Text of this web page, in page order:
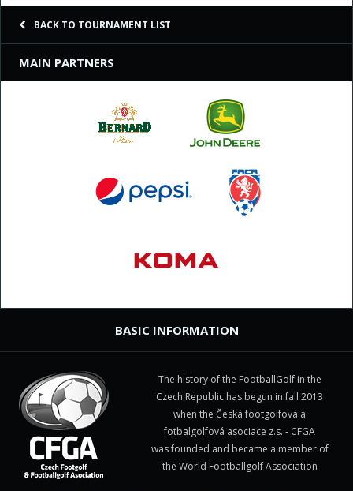
BACK TO TOURNAMENT LIST
MAIN PARTNERS
BASIC INFORMATION
The history of the FootballGolf in the
Czech Republic has begun in fall 2013
when the Česká footgolfová a
fotbalgolfová asociace z.s. - CFGA
was founded and became a member of
the World Footballgolf Association